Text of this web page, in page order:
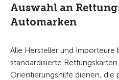
Auswahl an
Automarken
Alle Hersteller und Importeure
standardisierte
Orientierungshilfe dienen, die